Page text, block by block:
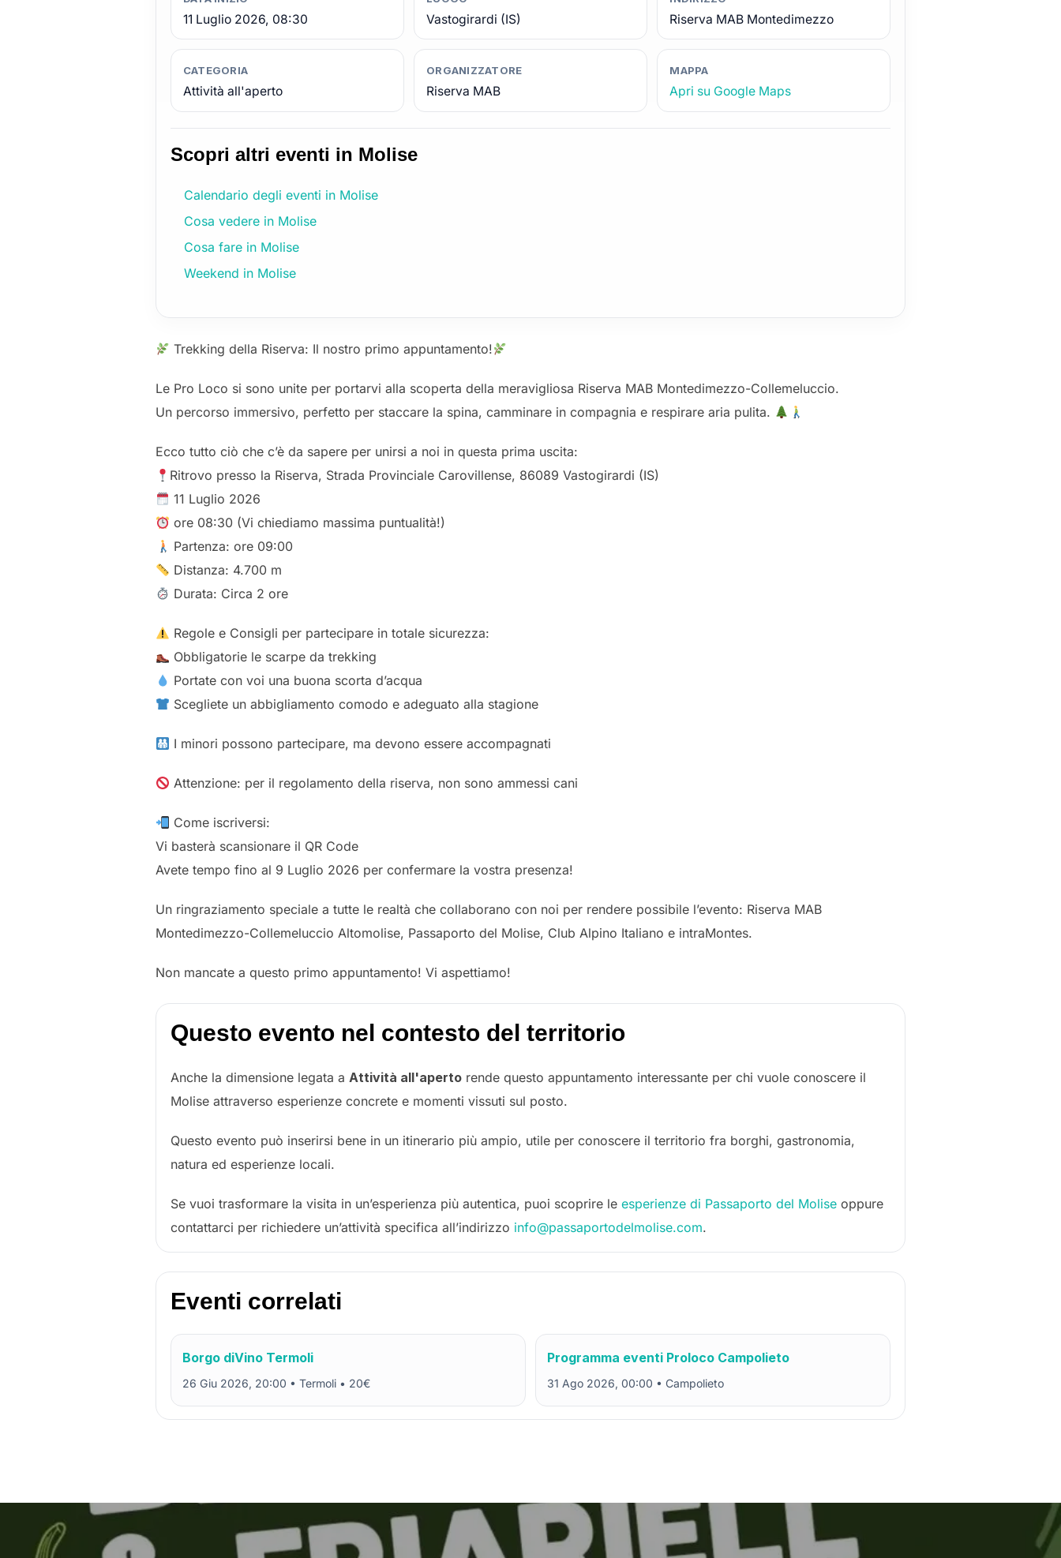
11 Luglio 2026, 08:30 Vastogirardi (IS) Riserva MAB Montedimezzo
CATEGORIA
Attività all'aperto
ORGANIZZATORE
Riserva MAB
MAPPA
Apri su Google Maps
Scopri altri eventi in Molise
Calendario degli eventi in Molise
Cosa vedere in Molise
Cosa fare in Molise
Weekend in Molise
Trekking della Riserva: Il nostro primo appuntamento!
Le Pro Loco si sono unite per portarvi alla scoperta della meravigliosa Riserva MAB Montedimezzo-Collemeluccio.
Un percorso immersivo, perfetto per staccare la spina, camminare in compagnia e respirare aria pulita.
Ecco tutto ciò che c’è da sapere per unirsi a noi in questa prima uscita:
Ritrovo presso la Riserva, Strada Provinciale Carovillense, 86089 Vastogirardi (IS)
11 Luglio 2026
ore 08:30 (Vi chiediamo massima puntualità!)
Partenza: ore 09:00
Distanza: 4.700 m
Durata: Circa 2 ore
Regole e Consigli per partecipare in totale sicurezza:
Obbligatorie le scarpe da trekking
Portate con voi una buona scorta d’acqua
Scegliete un abbigliamento comodo e adeguato alla stagione
I minori possono partecipare, ma devono essere accompagnati
Attenzione: per il regolamento della riserva, non sono ammessi cani
Come iscriversi:
Vi basterà scansionare il QR Code
Avete tempo fino al 9 Luglio 2026 per confermare la vostra presenza!
Un ringraziamento speciale a tutte le realtà che collaborano con noi per rendere possibile l’evento: Riserva MAB
Montedimezzo-Collemeluccio Altomolise, Passaporto del Molise, Club Alpino Italiano e intraMontes.
Non mancate a questo primo appuntamento! Vi aspettiamo!
Questo evento nel contesto del territorio
Anche la dimensione legata a Attività all'apertorende questo appuntamento interessante per chi vuole conoscere il
Molise attraverso esperienze concrete e momenti vissuti sul posto.
Questo evento può inserirsi bene in un itinerario più ampio, utile per conoscere il territorio fra borghi, gastronomia,
natura ed esperienze locali.
Se vuoi trasformare la visita in un’esperienza più autentica, puoi scoprire le esperienze di Passaporto del Moliseoppure
contattarci per richiedere un’attività specifica all’indirizzo info@passaportodelmolise.com.
Eventi correlati
Borgo diVino Termoli
26 Giu 2026, 20:00 • Termoli • 20€
Programma eventi Proloco Campolieto
31 Ago 2026, 00:00 • Campolieto
Navigazione
articoli